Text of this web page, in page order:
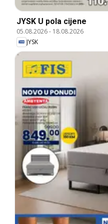
JYSK U pola cijene
05.08.2026- 18.08.2026
JYSK